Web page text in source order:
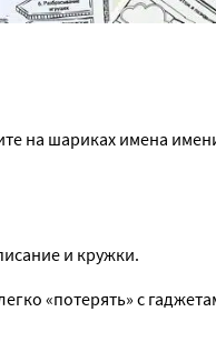
на шариках имена
и кружки.
«потерять» с